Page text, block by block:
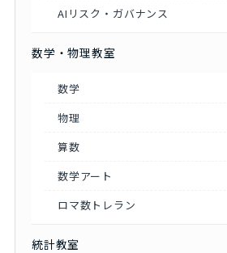
AIリスク・ガバナンス
数学・物理教室
数学
物理
算数
数学アート
ロマ数トレラン
統計教室